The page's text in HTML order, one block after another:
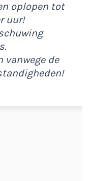
oplopen tot
uur!
vanwege de